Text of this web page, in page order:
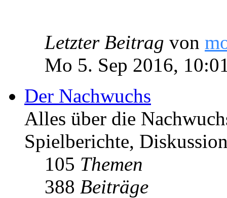
Letzter Beitrag von
Mo 5. Sep 2016,
Der Nachwuchs
Alles über die
Spielberichte,
105 Themen
388 Beiträge